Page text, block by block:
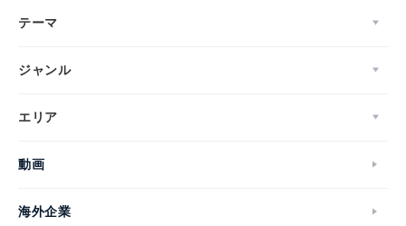
テーマ
ジャンル
エリア
動画
海外企業